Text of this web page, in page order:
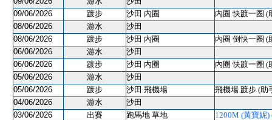
09/06/2026
踱步 沙田 內圈
內圈 快踱一圈 (
08/06/2026
游水
沙田
08/06/2026
踱步 沙田 內圈
內圈 倒快一圈 (
06/06/2026
游水
沙田
06/06/2026
踱步 沙田 內圈
內圈 快踱一圈 (
05/06/2026
游水
沙田
05/06/2026
踱步 沙田 飛機場
飛機場 踱步 (助
04/06/2026
游水
沙田
03/06/2026
出賽 跑馬地 草地
1200M (黃寶妮)